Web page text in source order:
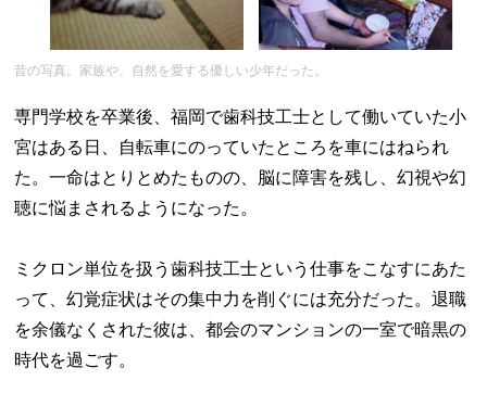
昔の写真。家族や、自然を愛する優しい少年だった。
専門学校を卒業後、福岡で歯科技工士として働いていた小
宮はある日、自転車にのっていたところを車にはねられ
た。一命はとりとめたものの、脳に障害を残し、幻視や幻
聴に悩まされるようになった。
ミクロン単位を扱う歯科技工士という仕事をこなすにあた
って、幻覚症状はその集中力を削ぐには充分だった。退職
を余儀なくされた彼は、都会のマンションの一室で暗黒の
時代を過ごす。